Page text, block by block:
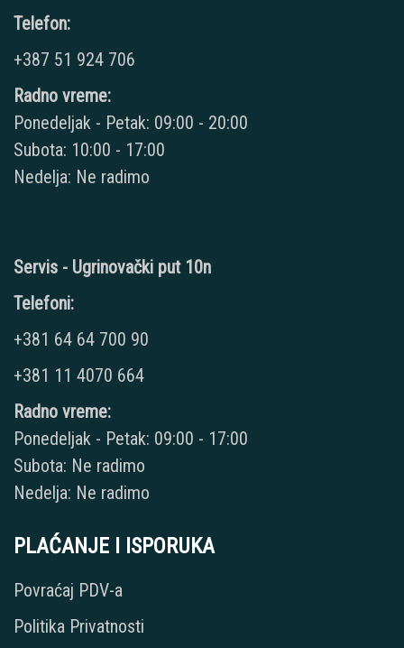
Telefon:
+387 51 924 706
Radno vreme:
Ponedeljak - Petak: 09:00 - 20:00
Subota: 10:00 - 17:00
Nedelja: Ne radimo
Servis - Ugrinovački put 10n
Telefoni:
+381 64 64 700 90
+381 11 4070 664
Radno vreme:
Ponedeljak - Petak: 09:00 - 17:00
Subota: Ne radimo
Nedelja: Ne radimo
PLAĆANJE I ISPORUKA
Povraćaj PDV-a
Politika Privatnosti